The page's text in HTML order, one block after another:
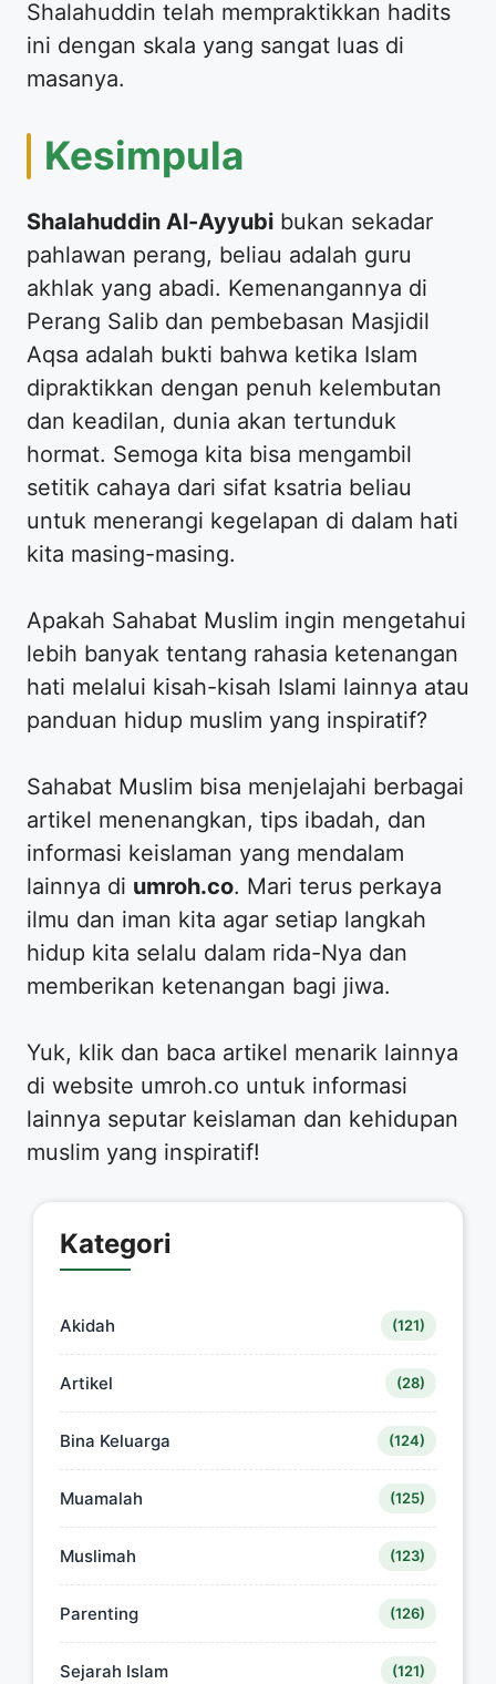
​Shalahuddin telah mempraktikkan hadits
ini dengan skala yang sangat luas di
masanya.
​Kesimpula
Shalahuddin Al-Ayyubi bukan sekadar
pahlawan perang, beliau adalah guru
akhlak yang abadi. Kemenangannya di
Perang Salib dan pembebasan Masjidil
Aqsa adalah bukti bahwa ketika Islam
dipraktikkan dengan penuh kelembutan
dan keadilan, dunia akan tertunduk
hormat. Semoga kita bisa mengambil
setitik cahaya dari sifat ksatria beliau
untuk menerangi kegelapan di dalam hati
kita masing-masing.
​Apakah Sahabat Muslim ingin mengetahui
lebih banyak tentang rahasia ketenangan
hati melalui kisah-kisah Islami lainnya atau
panduan hidup muslim yang inspiratif?
​Sahabat Muslim bisa menjelajahi berbagai
artikel menenangkan, tips ibadah, dan
informasi keislaman yang mendalam
lainnya di umroh.co. Mari terus perkaya
ilmu dan iman kita agar setiap langkah
hidup kita selalu dalam rida-Nya dan
memberikan ketenangan bagi jiwa.
​Yuk, klik dan baca artikel menarik lainnya
di website umroh.co untuk informasi
lainnya seputar keislaman dan kehidupan
muslim yang inspiratif!
Kategori
Akidah (121)
Artikel (28)
Bina Keluarga (124)
Muamalah (125)
Muslimah (123)
Parenting (126)
Sejarah Islam (121)